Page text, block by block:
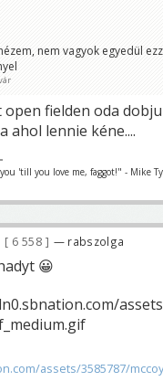
nem vagyok egyedül
open fielden oda
ahol lennie kéne....
'till you love me, faggot!" - Mike
6 558 — rabszolga
😀
assets/3585787/